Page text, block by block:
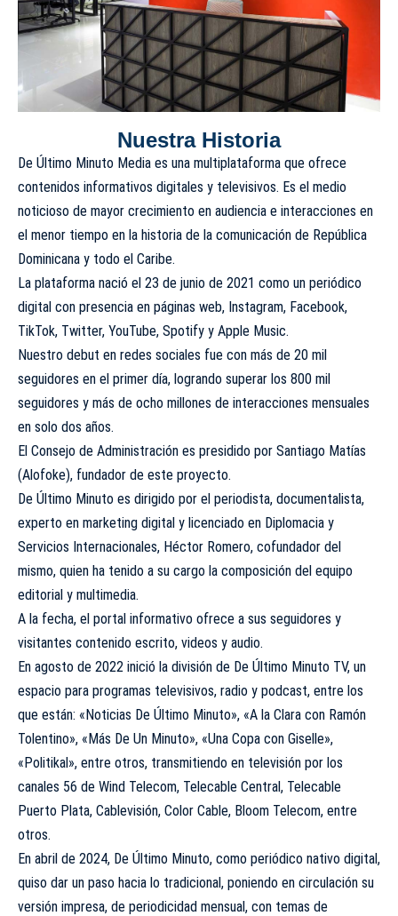
Nuestra Historia
De Último Minuto Media es una multiplataforma que ofrece
contenidos informativos digitales y televisivos. Es el medio
noticioso de mayor crecimiento en audiencia e interacciones en
el menor tiempo en la historia de la comunicación de República
Dominicana y todo el Caribe.
La plataforma nació el 23 de junio de 2021 como un periódico
digital con presencia en páginas web, Instagram, Facebook,
TikTok, Twitter, YouTube, Spotify y Apple Music.
Nuestro debut en redes sociales fue con más de 20 mil
seguidores en el primer día, logrando superar los 800 mil
seguidores y más de ocho millones de interacciones mensuales
en solo dos años.
El Consejo de Administración es presidido por Santiago Matías
(Alofoke), fundador de este proyecto.
De Último Minuto es dirigido por el periodista, documentalista,
experto en marketing digital y licenciado en Diplomacia y
Servicios Internacionales, Héctor Romero, cofundador del
mismo, quien ha tenido a su cargo la composición del equipo
editorial y multimedia.
A la fecha, el portal informativo ofrece a sus seguidores y
visitantes contenido escrito, videos y audio.
En agosto de 2022 inició la división de De Último Minuto TV, un
espacio para programas televisivos, radio y podcast, entre los
que están: «Noticias De Último Minuto», «A la Clara con Ramón
Tolentino», «Más De Un Minuto», «Una Copa con Giselle»,
«Politikal», entre otros, transmitiendo en televisión por los
canales 56 de Wind Telecom, Telecable Central, Telecable
Puerto Plata, Cablevisión, Color Cable, Bloom Telecom, entre
otros.
En abril de 2024, De Último Minuto, como periódico nativo digital,
quiso dar un paso hacia lo tradicional, poniendo en circulación su
versión impresa, de periodicidad mensual, con temas de